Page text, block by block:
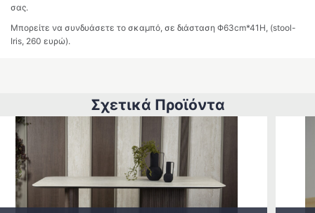
σας.
Μπορείτε να συνδυάσετε το σκαμπό, σε διάσταση Φ63cm*41H, (stool-
Iris, 260 ευρώ).
Σχετικά Προϊόντα